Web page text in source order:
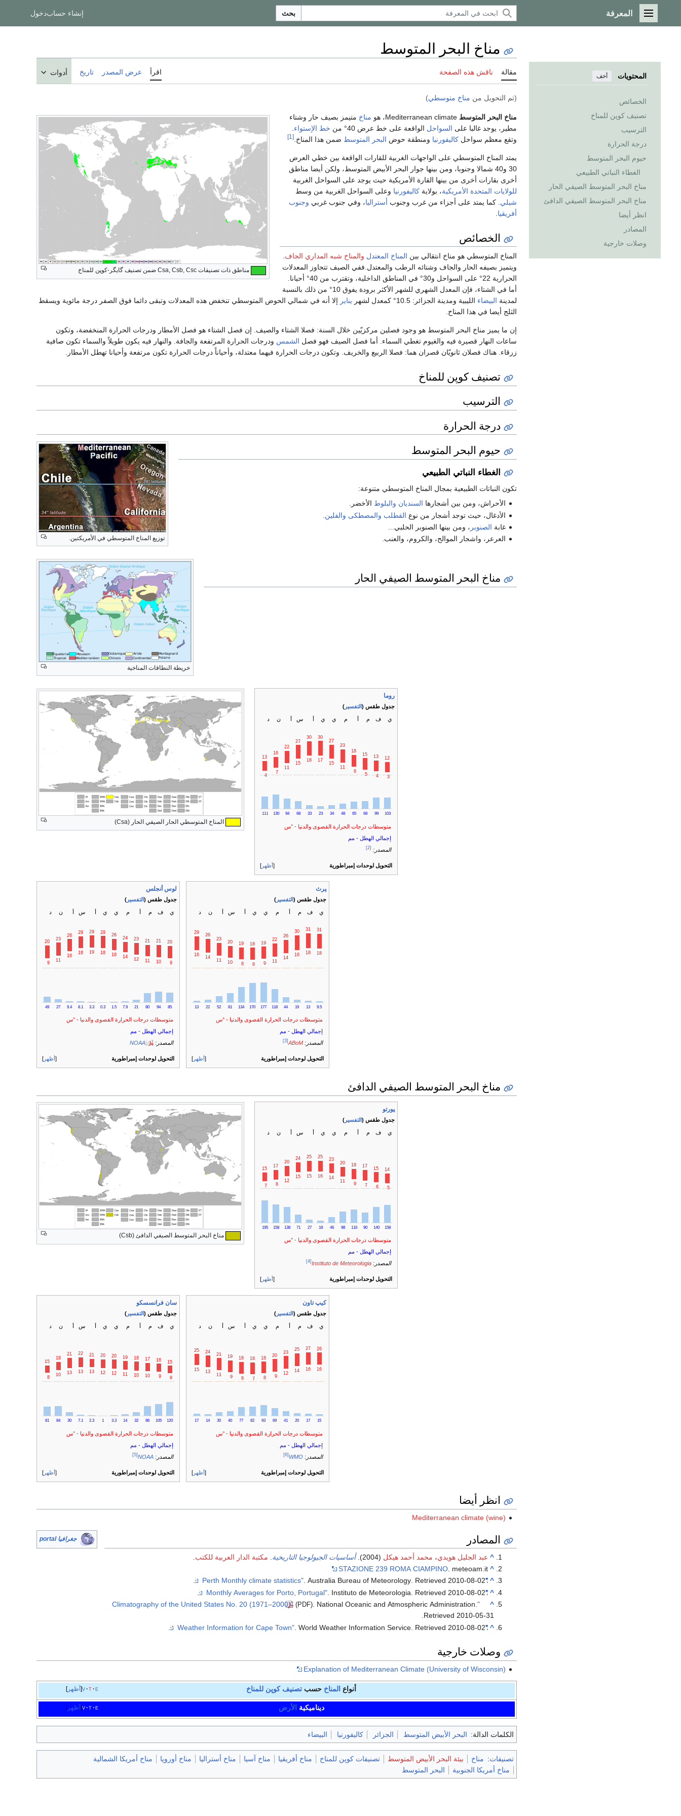
القائمة الرئيسية
المعرفة بحث إنشاء حسابدخول
المحتويات أخف
الخصائص
تصنيف كوپن للمناخ
الترسيب
درجة الحرارة
حيوم البحر المتوسط
الغطاء النباتي الطبيعي
مناخ البحر المتوسط الصيفي الحار
مناخ البحر المتوسط الصيفي الدافئ
انظر أيضا
المصادر
وصلات خارجية
مناخ البحر المتوسط
مقالة ناقش هذه الصفحة اقرأ عرض المصدر تاريخ أدوات
(تم التحويل من مناخ متوسطي)
مناطق ذات تصنيفات Csa, Csb, Csc ضمن تصنيف گايگر-كوپن للمناخ
مناخ البحر المتوسط مناخ متيمز بصيف حار وشتاء
مطير، يوجد غالبا على السواحل الواقعة على خط عرض 40° من خط الإستواء
وتقع معظم سواحل كاليفورنيا ومنطقة حوض البحر المتوسط ضمن هذا المناخ. [1]
يمتد المناخ المتوسطي على الواجهات الغربية للقارات الواقعة بين خطي العرض
30 و40 شمالا وجنوبا، ومن بينها جوار البحر الأبيض المتوسط، ولكن أيضا مناطق
أخرى بقارات أخرى من بينها القارة الأمريكية حيث يوجد على السواحل الغربية
للولايات المتحدة الأمريكية، بولاية كاليفورنيا وعلى السواحل الغربية من وسط
شيلي . كما يمتد على أجزاء من غرب وجنوب أستراليا، وفي جنوب غربي وجنوب
أفريقيا
الخصائص
المناخ المتوسطي هو مناخ انتقالي بين المناخ المعتدل والمناخ شبه المداري الجاف.
ويتميز بصيفه الحار والجاف وشتائه الرطب والمعتدل.ففي الصيف تتجاوز المعدلات
الحرارية 22° على السواحل و30° في المناطق الداخلية، وتقترب من 40° أحيانا.
أما في الشتاء، فإن المعدل الشهري للشهر الأكثر برودة يفوق 10° من ذلك بالنسبة
لمدينة البيضاء الليبية ومدينة الجزائر: 10.5° كمعدل لشهر يناير إلا أنه في شمالي الحوض المتوسطي تنخفض هذه المعدلات وتبقى دائما فوق الصفر درجة مائوية ويسقط
الثلج أيضا في هذا المناخ.
إن ما يميز مناخ البحر المتوسط هو وجود فصلين مركزيّين خلال السنة: فصلا الشتاء والصيف. إن فصل الشتاء هو فصل الأمطار ودرجات الحرارة المنخفضة، وتكون
ساعات النهار قصيرة فيه والغيوم تغطي السماء. أما فصل الصيف فهو فصل الشمس ودرجات الحرارة المرتفعة والجافة. والنهار فيه يكون طويلاً والسماء تكون صافية
زرقاء. هناك فصلان ثانويّان قصران هما: فصلا الربيع والخريف. وتكون درجات الحرارة فيهما معتدلة، وأحياناً درجات الحرارة تكون مرتفعة وأحيانا تهطل الأمطار.
تصنيف كوپن للمناخ
الترسيب
درجة الحرارة
توزيع المناخ المتوسطي في الأمريكتين.
حيوم البحر المتوسط
الغطاء النباتي الطبيعي
تكون النباتات الطبيعية بمجال المناخ المتوسطي متنوعة:
الأحراش، ومن بين أشجارها السنديان والبلوط الأخضر.
الأدغال، حيث توجد أشجار من نوع القطلب والمصطكى والفلين
غابة الصنوبر ، ومن بينها الصنوبر الحلبي...
العرعر، واشجار الموالح، والكروم، والعنب.
خريطة النطاقات المناخية
مناخ البحر المتوسط الصيفي الحار
المناخ المتوسطي الحار الصيفي الحار (Csa)
روما
جدول طقس (التفسير)
ي ف م أ م ي ي أ س أ ن د
103
12
3
99
13
4
68
15
5
65
18
8
48
23
11
34
27
15
23
30
17
33
30
18
68
27
15
94
22
11
130
16
7
111
13
4
متوسطات درجات الحرارة القصوى والدنيا - °س
إجمالي الهطل - مم
المصدر: [2]
أظهر التحويل لوحدات إمبراطورية
لوس أنجلس
جدول طقس ( التفسير )
ي ف م م ي ي س ن د
85
20
9
94
21
10
80
21
11
21
23
12
7.9
24
14
1.5
26
16
0.3
29
18
3.3
29
19
8.1
29
18
9.4
26
16
27
23
11
49
20
9
متوسطات درجات الحرارة القصوى والدنيا - °س
إجمالي الهطل - مم
المصدر:
NOAA
أظهر التحويل لوحدات إمبراطورية
پرث
جدول طقس (التفسير )
ي ف م م ي ي س ن د
9.5
31
18
13
31
18
19
30
16
44
26
14
118
22
11
177
19
9
170
18
8
134
19
8
81
20
10
52
23
11
22
26
14
13
29
16
متوسطات درجات الحرارة القصوى والدنيا - °س
إجمالي الهطل - مم
المصدر: ABoM
أظهر التحويل لوحدات إمبراطورية
مناخ البحر المتوسط الصيفي الدافئ
مناخ البحر المتوسط الصيفي الدافئ (Csb)
پورتو
جدول طقس ( التفسير)
ي ف م م ي ي س ن د
158
14
5
140
15
6
90
17
7
116
18
9
98
20
11
46
23
14
18
25
16
27
25
15
71
24
15
138
20
12
158
17
8
195
15
7
متوسطات درجات الحرارة القصوى والدنيا - °س
إجمالي الهطل - مم
المصدر:Instituto de Meteorologia
[4]
أظهر التحويل لوحدات إمبراطورية
سان فرانسسكو
جدول طقس (التفسير )
ي ف م أ م ي ي أ س أ ن د
120
15
8
105
16
9
86
17
10
32
18
10
14
19
11
3.3
20
12
1
20
12
2.3
21
13
7.1
22
13
30
21
13
84
18
10
81
15
8
متوسطات درجات الحرارة القصوى والدنيا - °س
إجمالي الهطل - مم
المصدر: NOAA
[5]
أظهر التحويل لوحدات إمبراطورية
كيپ تاون
جدول طقس (التفسير )
ي ف م أ م ي ي أ س أ ن د
15
26
16
17
27
16
20
25
14
41
23
12
69
20
9
93
18
8
82
18
7
77
18
8
40
19
9
30
21
11
14
24
13
17
25
15
متوسطات درجات الحرارة القصوى والدنيا - °س
إجمالي الهطل - مم
المصدر: WMO
[6]
أظهر التحويل لوحدات إمبراطورية
انظر أيضا
Mediterranean climate (wine)
جغرافيا portal المصادر
^ عبد الجليل هويدي، محمد أحمد هيكل (2004). أساسيات الجيولوجيا التاريخية مكتبة الدار العربية للكتب
^
STAZIONE 239 ROMA CIAMPINO . meteoam.it
^
"Perth Monthly climate statistics"
. Australia Bureau of Meteorology. Retrieved2010-08-02
.
^
"Monthly Averages for Porto, Portugal"
. Instituto de Meteorologia . Retrieved 2010-08-02
.
^
"Climatography of the United States No. 20 (1971–2000)"
(PDF) . National Oceanic and Atmospheric Administration .
Retrieved 2010-05-31
^
"Weather Information for Cape Town"
. World Weather Information Service . Retrieved 2010-08-02
.
وصلات خارجية
Explanation of Mediterranean Climate (University of Wisconsin)
أظهر v t e أنواع المناخ حسب تصنيف كوپن للمناخ
أظهر v t e ديناميكية الأرض
الكلمات الدالة: البحر الأبيض المتوسط الجزائر كاليفورنيا البيضاء
تصنيفات: مناخ بيئة البحر الأبيض المتوسط تصنيفات كوپن للمناخ مناخ أفريقيا مناخ آسيا مناخ أستراليا مناخ أوروپا
مناخ أمريكا الشمالية
مناخ أمريكا الجنوبية
البحر المتوسط